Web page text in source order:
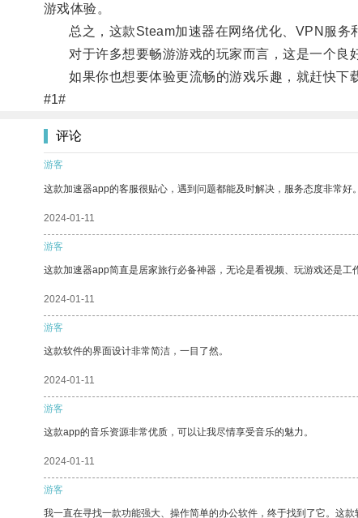
游戏体验。
总之，这款Steam加速器在网络优化、VPN服务
对于许多想要畅游游戏的玩家而言，这是一个良好
如果你也想要体验更流畅的游戏乐趣，就赶快下
#1#
评论
游客
这款加速器app的客服很贴心，遇到问题都能及时解决，服务态度非常好。
2024-01-11
游客
这款加速器app简直是居家旅行必备神器，无论是看视频、玩游戏还是工
2024-01-11
游客
这款软件的界面设计非常简洁，一目了然。
2024-01-11
游客
这款app的音乐资源非常优质，可以让我尽情享受音乐的魅力。
2024-01-11
游客
我一直在寻找一款功能强大、操作简单的办公软件，终于找到了它。这